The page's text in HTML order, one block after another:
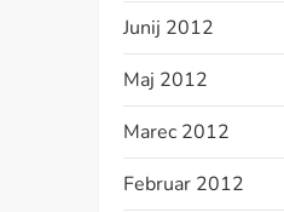
Junij 2012
Maj 2012
Marec 2012
Februar 2012